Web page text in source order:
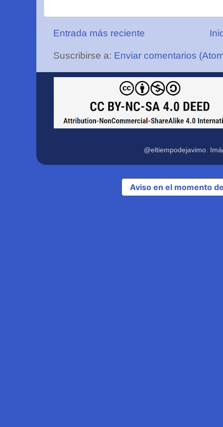
Entrada más reciente
Suscribirse a: Enviar comentarios
@eltiempodejavimo.
Aviso en el momento